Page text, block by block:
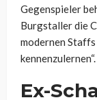
Gegenspieler
Burgstaller die
modernen
kennenzulernen“.
Ex-